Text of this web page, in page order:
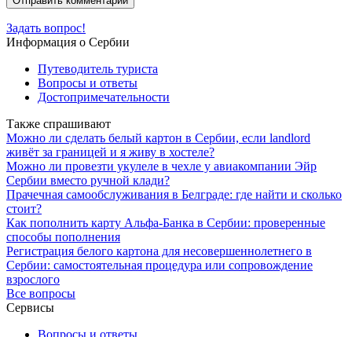
Задать вопрос!
Информация о Сербии
Путеводитель туриста
Вопросы и ответы
Достопримечательности
Также спрашивают
Можно ли сделать белый картон в Сербии, если landlord
живёт за границей и я живу в хостеле?
Можно ли провезти укулеле в чехле у авиакомпании Эйр
Сербии вместо ручной клади?
Прачечная самообслуживания в Белграде: где найти и сколько
стоит?
Как пополнить карту Альфа-Банка в Сербии: проверенные
способы пополнения
Регистрация белого картона для несовершеннолетнего в
Сербии: самостоятельная процедура или сопровождение
взрослого
Все вопросы
Сервисы
Вопросы и ответы